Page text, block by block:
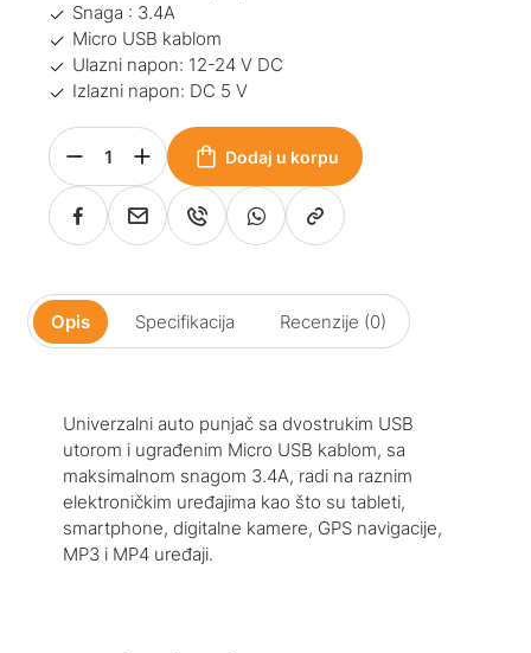
Snaga : 3.4A
Micro USB kablom
Ulazni napon: 12-24 V DC
Izlazni napon: DC 5 V
Dodaj u korpu
Opis Specifikacija Recenzije (0)
Univerzalni auto punjač sa dvostrukim USB
utorom i ugrađenim Micro USB kablom, sa
maksimalnom snagom 3.4A, radi na raznim
elektroničkim uređajima kao što su tableti,
smartphone, digitalne kamere, GPS navigacije,
MP3 i MP4 uređaji.